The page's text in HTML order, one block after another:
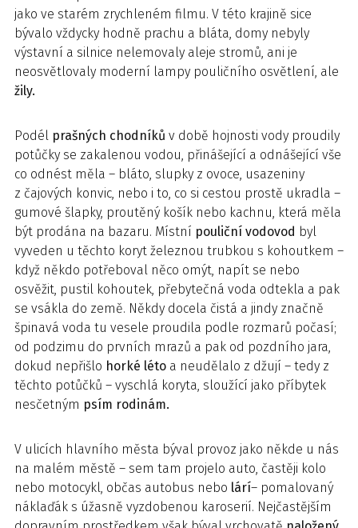
jako ve starém zrychleném filmu. V této krajině sice
bývalo vždycky hodně prachu a bláta, domy nebyly
výstavní a silnice nelemovaly aleje stromů, ani je
neosvětlovaly moderní lampy pouličního osvětlení, ale
žily.
Podél prašných chodníků v době hojnosti vody proudily
potůčky se zakalenou vodou, přinášející a odnášející vše
co odnést měla – bláto, slupky z ovoce, usazeniny
z čajových konvic, nebo i to, co si cestou prostě ukradla –
gumové šlapky, proutěný košík nebo kachnu, která měla
být prodána na bazaru. Místní pouliční vodovod byl
vyveden u těchto koryt železnou trubkou s kohoutkem –
když někdo potřeboval něco omýt, napít se nebo
osvěžit, pustil kohoutek, přebytečná voda odtekla a pak
se vsákla do země. Někdy docela čistá a jindy značně
špinavá voda tu vesele proudila podle rozmarů počasí;
od podzimu do prvních mrazů a pak od pozdního jara,
dokud nepřišlo horké léto a neudělalo z džují – tedy z
těchto potůčků – vyschlá koryta, sloužící jako příbytek
nesčetným psím rodinám.
V ulicích hlavního města býval provoz jako někde u nás
na malém městě – sem tam projelo auto, častěji kolo
nebo motocykl, občas autobus nebo lárí– pomalovaný
náklaďák s úžasně vyzdobenou karoserií. Nejčastějším